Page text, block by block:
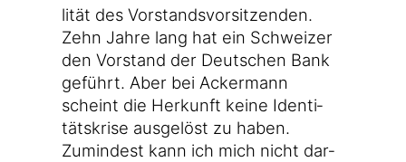
li­tät des Vor­stands­vor­sit­zen­den.
Zehn Jah­re lang hat ein Schwei­zer
den Vor­stand der Deut­schen Bank
geführt. Aber bei Acker­mann
scheint die Her­kunft kei­ne Iden­ti­
täts­kri­se aus­ge­löst zu haben.
Zumin­dest kann ich mich nicht dar­